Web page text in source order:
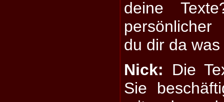
deine
du dir da
Nick: Die
Sie